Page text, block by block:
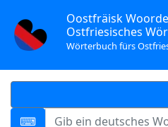
Oostfräisk
Ostfriesisches
Wörterbuch fürs